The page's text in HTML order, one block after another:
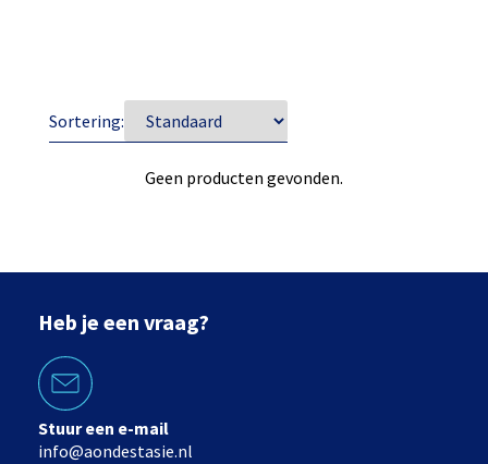
Sortering:
Geen producten gevonden.
Heb je een vraag?
Stuur een e-mail
info@aondestasie.nl